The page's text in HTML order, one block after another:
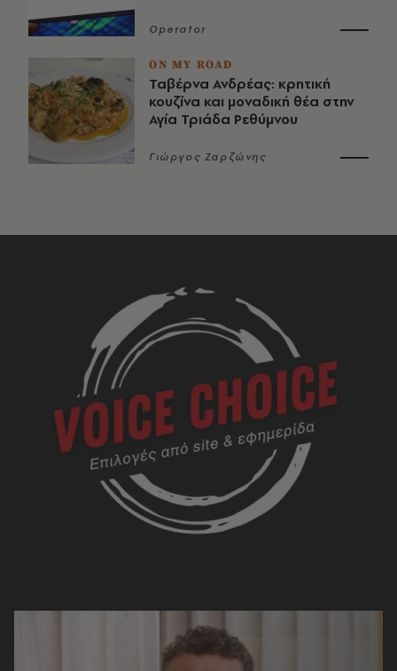
Operator
ON MY ROAD
Ταβέρνα Ανδρέας: κρητική
κουζίνα και μοναδική θέα στην
Αγία Τριάδα Ρεθύμνου
Γιώργος Ζαρζώνης